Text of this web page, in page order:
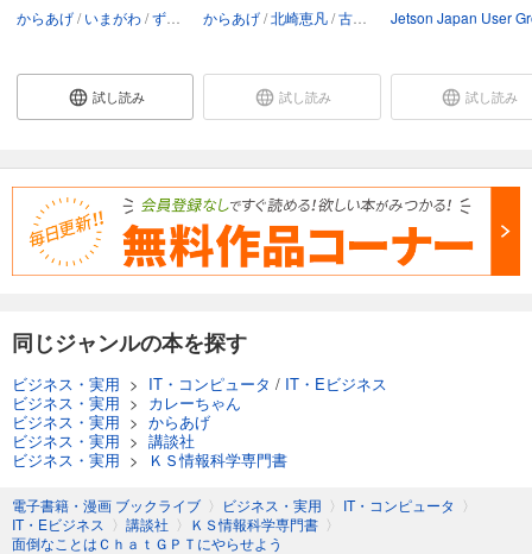
からあげ いまがわ ずっきー
試し読み
からあげ 北崎恵凡 古瀬勉 鶴長鎮一 中畑隆拓
試し読み 試し読み
同じジャンルの本を探す
ビジネス・実用 > IT・コンピュータ / IT・Eビジネス
ビジネス・実用 > カレーちゃん
ビジネス・実用 > からあげ
ビジネス・実用 > 講談社
ビジネス・実用 > ＫＳ情報科学専門書
電子書籍・漫画 ブックライブ 〉 ビジネス・実用 〉 IT・コンピュータ 〉
IT・Eビジネス 〉 講談社 〉 ＫＳ情報科学専門書 〉
面倒なことはＣｈａｔＧＰＴにやらせよう